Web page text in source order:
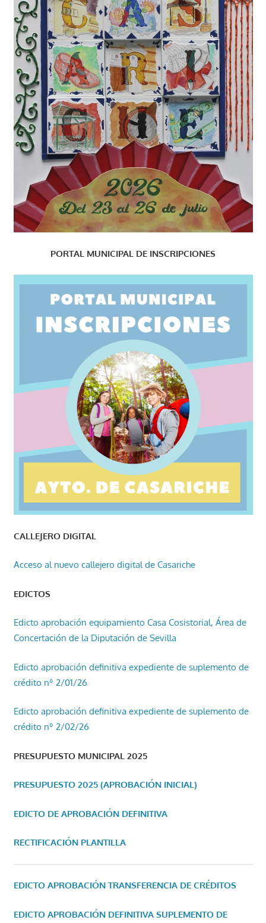
PORTAL MUNICIPAL DE INSCRIPCIONES
CALLEJERO DIGITAL
Acceso al nuevo callejero digital de Casariche
EDICTOS
Edicto aprobación equipamiento Casa Cosistorial, Área de
Concertación de la Diputación de Sevilla
Edicto aprobación definitiva expediente de suplemento de
crédito nº 2/01/26
Edicto aprobación definitiva expediente de suplemento de
crédito nº 2/02/26
PRESUPUESTO MUNICIPAL 2025
PRESUPUESTO 2025 (APROBACIÓN INICIAL)
EDICTO DE APROBACIÓN DEFINITIVA
RECTIFICACIÓN PLANTILLA
EDICTO APROBACIÓN TRANSFERENCIA DE CRÉDITOS
EDICTO APROBACIÓN DEFINITIVA SUPLEMENTO DE